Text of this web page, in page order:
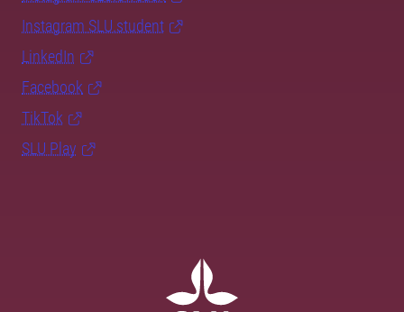
Instagram SLU.student
LinkedIn
Facebook
TikTok
SLU Play